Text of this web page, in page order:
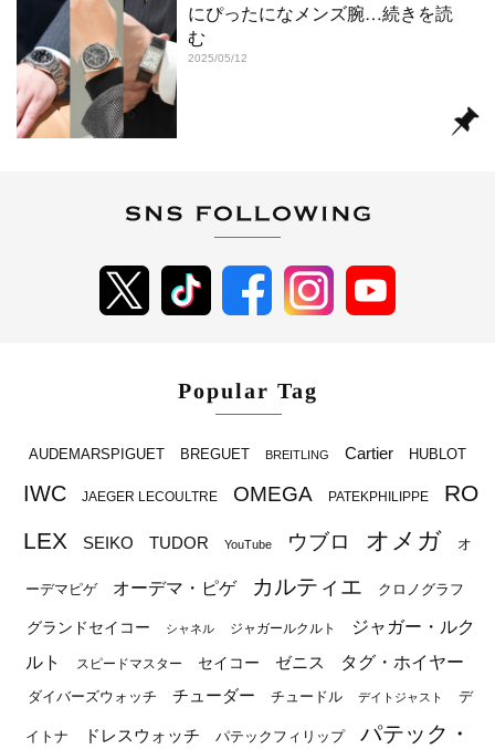
にぴったになメンズ腕…続きを読
む
2025/05/12
Popular Tag
AUDEMARSPIGUET BREGUET BREITLING Cartier HUBLOT
IWC JAEGER LECOULTRE OMEGA PATEKPHILIPPE
RO
LEX
SEIKO TUDOR YouTube ウブロ オメガ オ
ーデマピゲ オーデマ・ピゲ カルティエ クロノグラフ
グランドセイコー シャネル ジャガールクルト
ジャガー・ルク
ルト
スピードマスター セイコー ゼニス タグ・ホイヤー
ダイバーズウォッチ チューダー チュードル デイトジャスト デ
イトナ ドレスウォッチ パテックフィリップ
パテック・